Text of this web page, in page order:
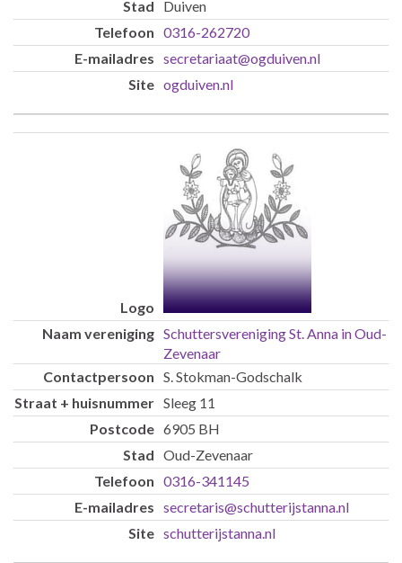
Duiven
0316-262720
secretariaat@ogduiven.nl
ogduiven.nl
Schuttersvereniging St. Anna in Oud-
Zevenaar
S. Stokman-Godschalk
Sleeg 11
6905 BH
Oud-Zevenaar
0316-341145
secretaris@schutterijstanna.nl
schutterijstanna.nl